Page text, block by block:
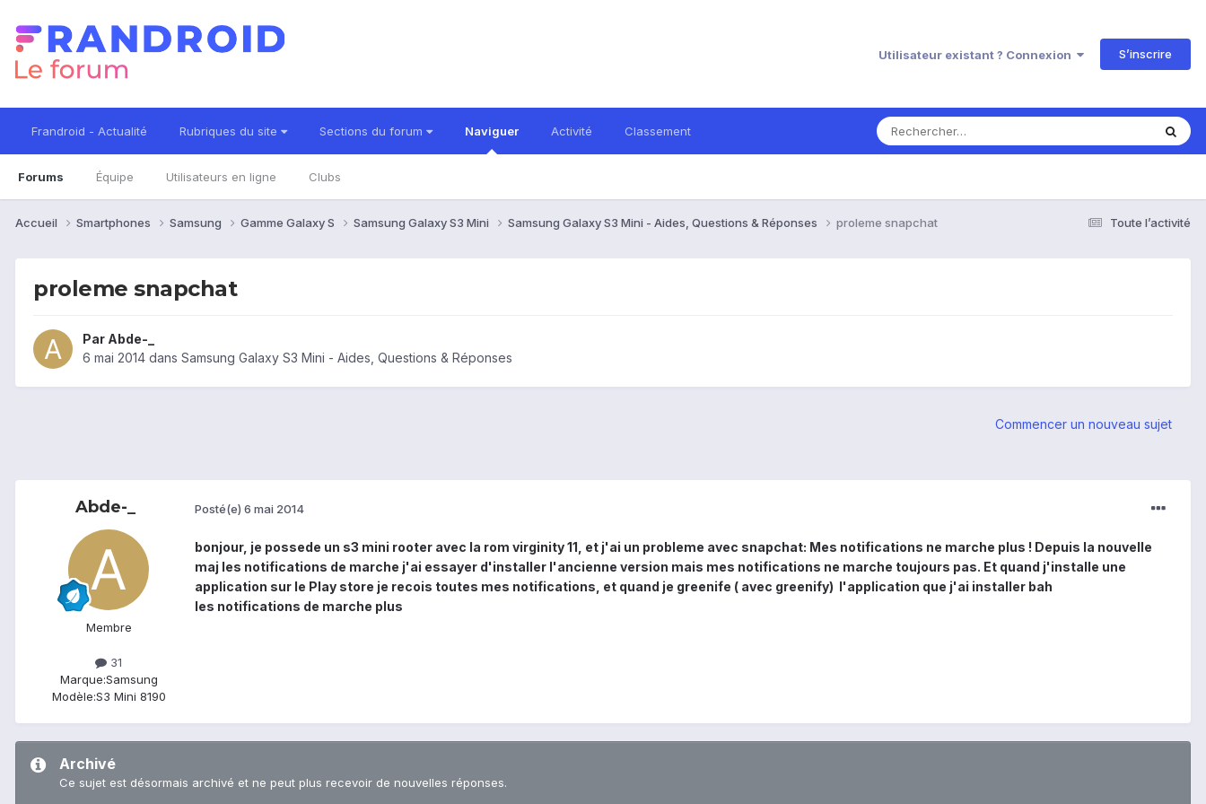
Utilisateur existant ? Connexion S’inscrire
Frandroid - Actualité Rubriques du site Sections du forum Naviguer
Forums Équipe Utilisateurs en ligne Clubs
Activité Classement
Toute l’activité
Accueil Smartphones Samsung Gamme Galaxy S Samsung Galaxy S3 Mini Samsung Galaxy S3 Mini - Aides, Questions & Réponses proleme snapchat
proleme snapchat
Par Abde-_
6 mai 2014 dans Samsung Galaxy S3 Mini - Aides, Questions & Réponses
Commencer un nouveau sujet
Abde-_
Membre
31
Marque:Samsung
Modèle:S3 Mini 8190
Posté(e) 6 mai 2014
bonjour, je possede un s3 mini rooter avec la rom virginity 11, et j'ai un probleme avec snapchat: Mes notifications ne marche plus ! Depuis la nouvelle
maj les notifications de marche j'ai essayer d'installer l'ancienne version mais mes notifications ne marche toujours pas. Et quand j'installe une
application sur le Play store je recois toutes mes notifications, et quand je greenife ( avec greenify) l'application que j'ai installer bah
les notifications de marche plus
Archivé
Ce sujet est désormais archivé et ne peut plus recevoir de nouvelles réponses.